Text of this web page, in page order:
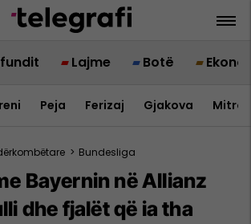
Lajme Botë
Peja Ferizaj Gjakova
> Bundesliga
Bayernin në Allianz
dhe fjalët që ia tha